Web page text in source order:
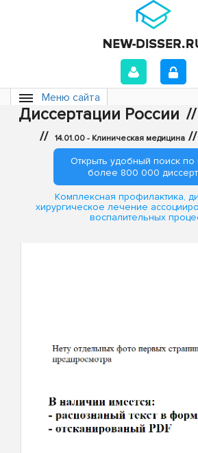
Меню сайта
Диссертации России //
// 14.01.00 - Клиническая медицина //
Открыть удобный поиск по
более 800 000
Комплексная профилактика,
хирургическое лечение
воспалительных